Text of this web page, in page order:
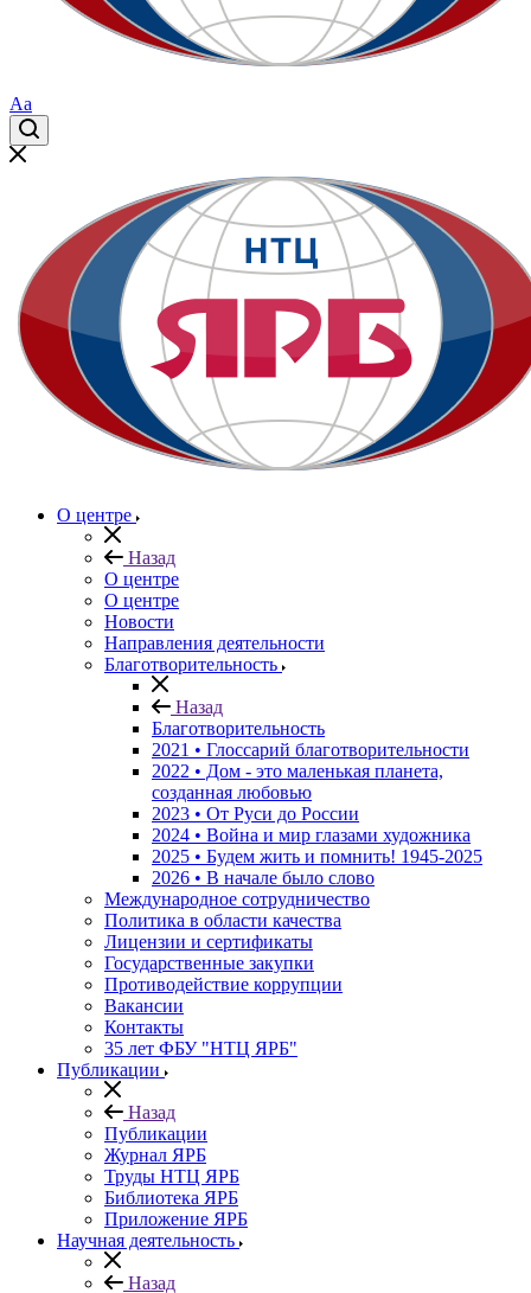
Aa
О центре
Назад
О центре
О центре
Новости
Направления деятельности
Благотворительность
Назад
Благотворительность
2021 • Глоссарий благотворительности
2022 • Дом - это маленькая планета,
созданная любовью
2023 • От Руси до России
2024 • Война и мир глазами художника
2025 • Будем жить и помнить! 1945-2025
2026 • В начале было слово
Международное сотрудничество
Политика в области качества
Лицензии и сертификаты
Государственные закупки
Противодействие коррупции
Вакансии
Контакты
35 лет ФБУ "НТЦ ЯРБ"
Публикации
Назад
Публикации
Журнал ЯРБ
Труды НТЦ ЯРБ
Библиотека ЯРБ
Приложение ЯРБ
Научная деятельность
Назад